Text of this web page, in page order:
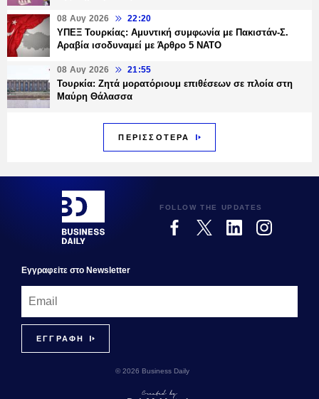
08 Αυγ 2026 22:20
ΥΠΕΞ Τουρκίας: Αμυντική συμφωνία με Πακιστάν-Σ.
Αραβία ισοδυναμεί με Άρθρο 5 NATO
08 Αυγ 2026 21:55
Τουρκία: Ζητά μορατόριουμ επιθέσεων σε πλοία στη
Μαύρη Θάλασσα
ΠΕΡΙΣΣΟΤΕΡΑ
FOLLOW THE UPDATES
Εγγραφεiτε στο Newsletter
© 2026 Business Daily